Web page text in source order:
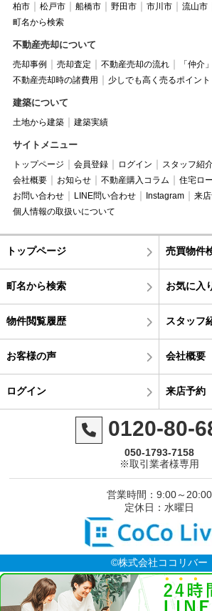
柏市 松戸市 船橋市 野田市 市川市 流山市
町名から検索
不動産売却について
売却事例 売却査定 不動産売却の流れ
「仲介
不動産売却時の諸費用
少しでも高く売るポイント
建築について
土地から建築 建築実績
サイトメニュー
トップページ 会員登録 ログイン スタッフ紹
会社概要
お知らせ 不動産購入コラム
住宅ロ
お問い合わせ
LINE問い合わせ Instagram
来
個人情報の取扱いについて
トップページ 売買物件
町名から検索 お気に入
物件閲覧履歴 スタッフ
お客様の声 会社概要
ログイン 来店予約
0120-80-
050-1793-7158
※取引業者様専用
営業時間：9:00～20:00
定休日：水曜日
©株式会社ココリバー